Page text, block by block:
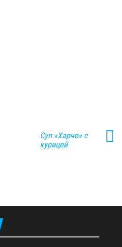
Суп «Харчо» с
курицей